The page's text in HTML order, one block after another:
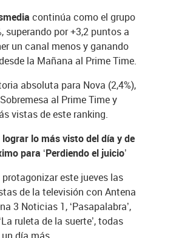
continúa como el grupo
superando por +3,2 puntos a
un canal menos y ganando
la Mañana al Prime Time.
absoluta para Nova (2,4%),
al Prime Time y
vistas de este ranking.
lo más visto del día y de
para ‘Perdiendo el juicio’
este jueves las
de la televisión con Antena
3 Noticias 1, ‘Pasapalabra’,
ruleta de la suerte’, todas